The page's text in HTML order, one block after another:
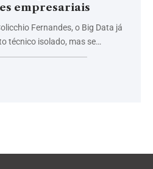
empresariais
Fernandes, o Big Data já
técnico isolado, mas se…